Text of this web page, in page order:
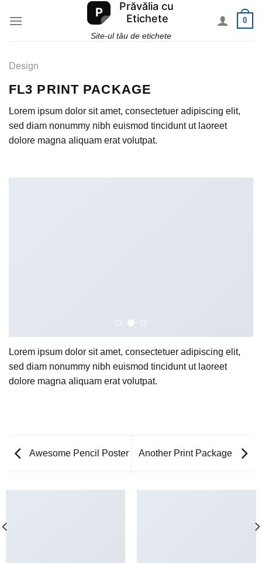
Site-ul tău de etichete
0
Design
FL3 PRINT PACKAGE
Lorem ipsum dolor sit amet, consectetuer adipiscing elit,
sed diam nonummy nibh euismod tincidunt ut laoreet
dolore magna aliquam erat volutpat.
Lorem ipsum dolor sit amet, consectetuer adipiscing elit,
sed diam nonummy nibh euismod tincidunt ut laoreet
dolore magna aliquam erat volutpat.
Awesome Pencil Poster Another Print Package